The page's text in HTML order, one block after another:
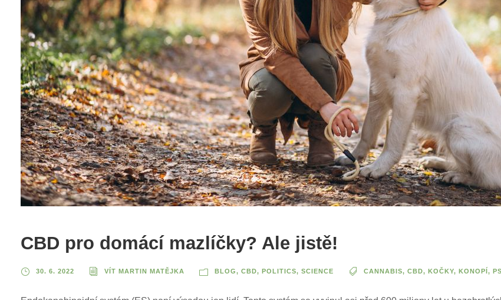
CBD pro domácí mazlíčky? Ale jistě!
30. 6. 2022 VÍT MARTIN MATĚJKA BLOG, CBD, POLITICS, SCIENCE CANNABIS, CBD, KOČKY, KONOPÍ,